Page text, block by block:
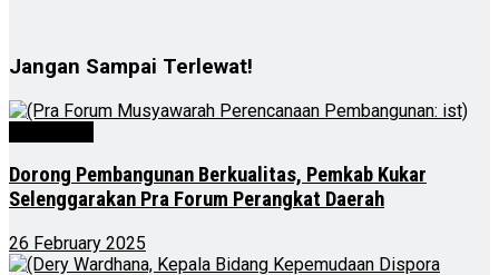
Jangan Sampai Terlewat!
Dorong Pembangunan Berkualitas, Pemkab Kukar
Selenggarakan Pra Forum Perangkat Daerah
26 February 2025